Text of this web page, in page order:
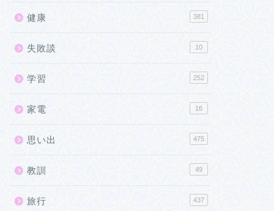
健康 381
失敗談 10
学習 252
家電 16
思い出 475
教訓 49
旅行 437